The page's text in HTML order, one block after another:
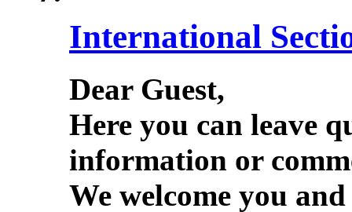
International
Dear Guest,
Here you can leave
information or
We welcome you